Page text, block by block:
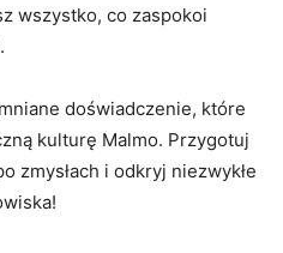
wszystko, co zaspokoi
doświadczenie, które
kulturę Malmo. Przygotuj
zmysłach i odkryj niezwykłe